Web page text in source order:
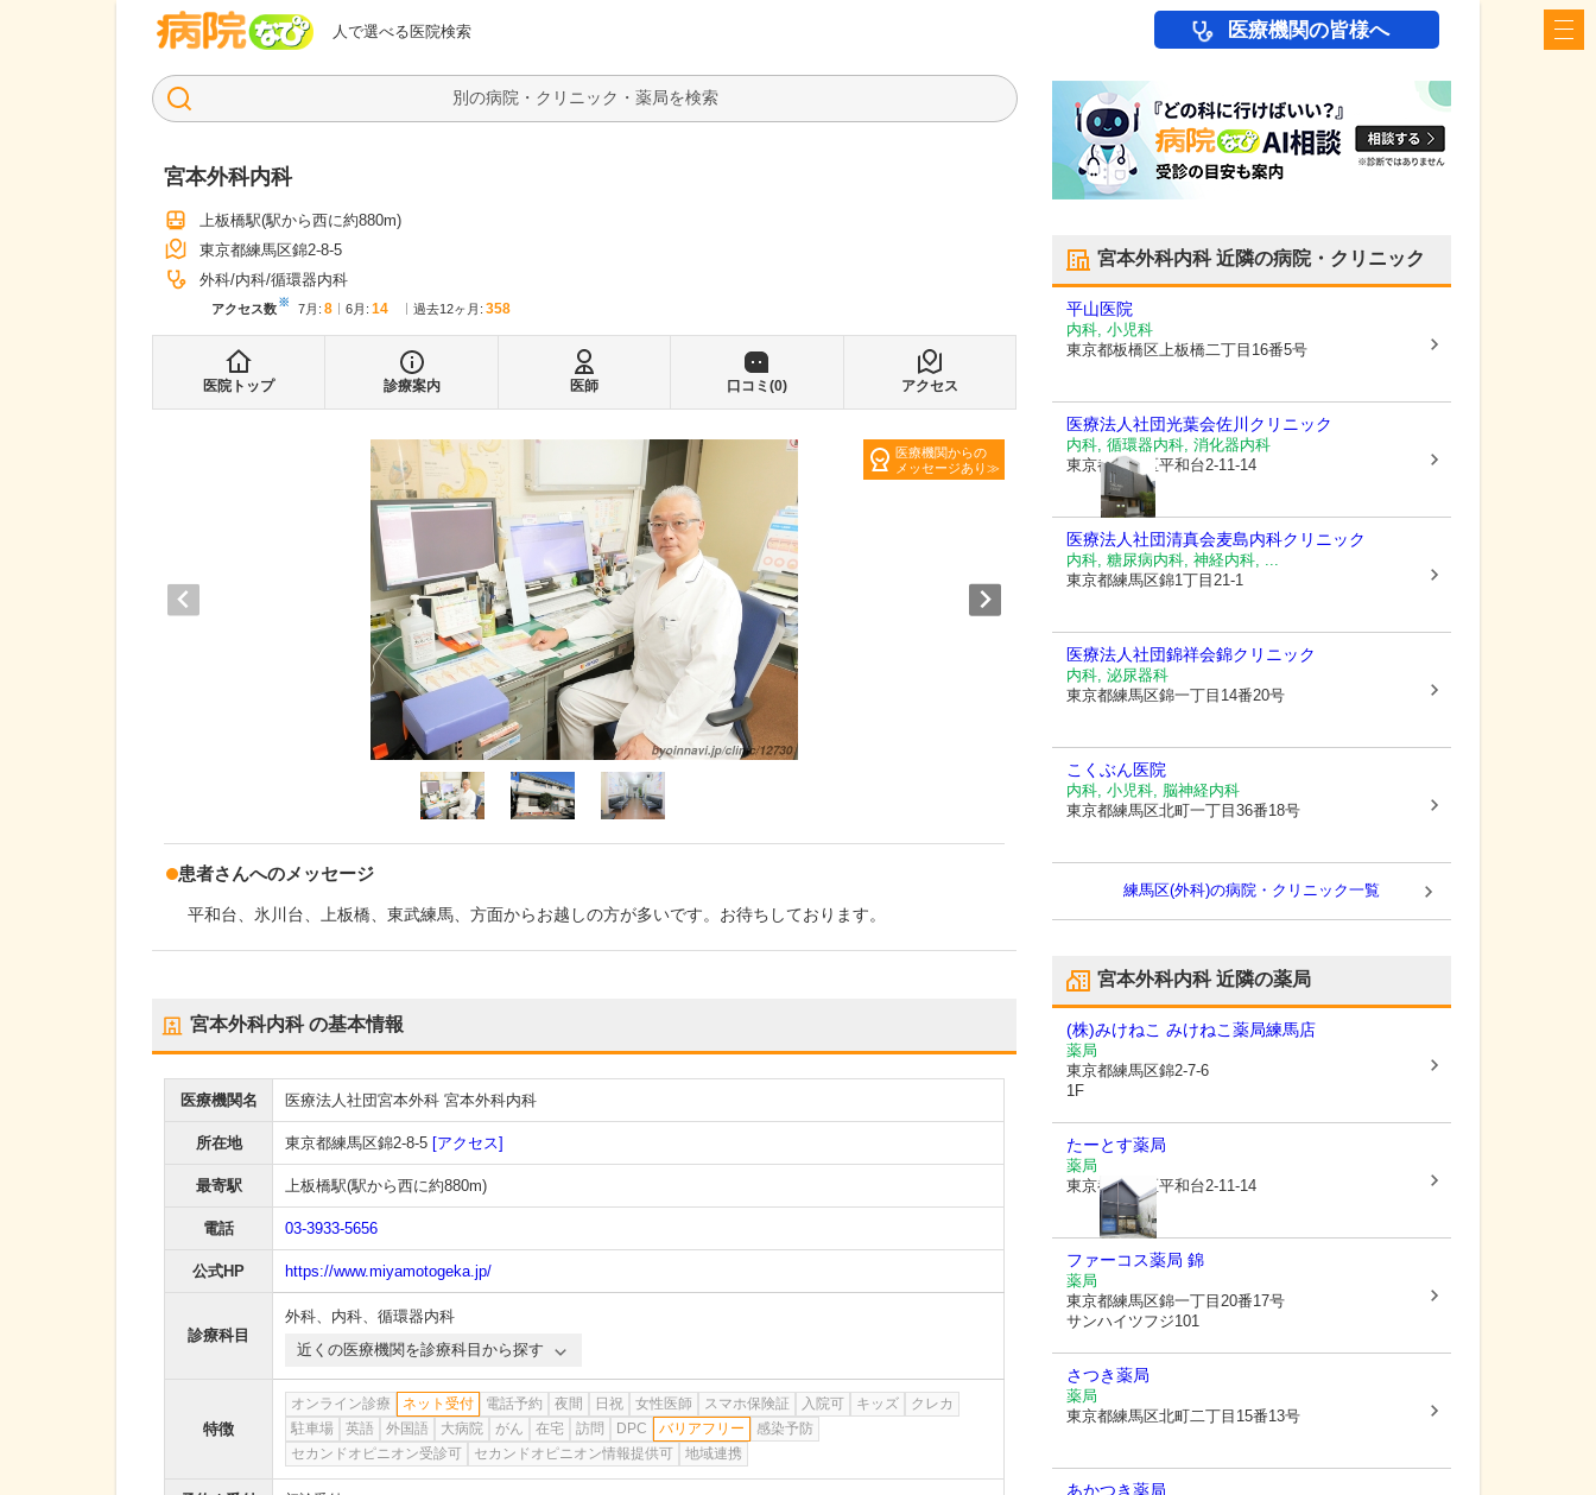
人で選べる医院検索
病院なび 医療機関の皆様へ
検索
宮本外科内科
上板橋駅(駅から西に約880m)
東京都練馬区錦2-8-5
外科 内科 循環器内科
アクセス数※ 7月 : 8 6月 : 14 過去12ヶ月: 358
医院トップ 診療案内 医師 口コミ(0) アクセス
医療機関からの
メッセージあり
患者さんへのメッセージ
平和台、氷川台、上板橋、東武練馬、方面からお越しの方が多いです。お待ちしております。
宮本外科内科の基本情報
医療機関名 医療法人社団宮本外科 宮本外科内科
所在地 東京都練馬区錦2-8-5 [アクセス]
最寄駅 上板橋駅(駅から西に約880m)
電話 03-3933-5656
公式HP https://www.miyamotogeka.jp/
診療科目
外科、 内科、 循環器内科
近くの医療機関を診療科目から探す
特徴
オンライン診療 ネット受付 電話予約 夜間 日祝 女性医師 スマホ保険証 入院可 キッズ
クレカ
駐車場
英語 外国語 大病院 がん 在宅 訪問 DPC バリアフリー
感染予防
セカンドオピニオン受診可
セカンドオピニオン情報提供可 地域連携
宮本外科内科近隣の病院・クリニック
平山医院
内科, 小児科
東京都板橋区上板橋二丁目16番5号
医療法人社団光葉会佐川クリニック
内科, 循環器内科, 消化器内科
東京都練馬区平和台2-11-14
医療法人社団清真会麦島内科クリニック
内科, 糖尿病内科, 神経内科, ...
東京都練馬区錦1丁目21-1
医療法人社団錦祥会錦クリニック
内科, 泌尿器科
東京都練馬区錦一丁目14番20号
こくぶん医院
内科, 小児科, 脳神経内科
東京都練馬区北町一丁目36番18号
練馬区(外科)の病院・クリニック一覧
宮本外科内科近隣の薬局
(株)みけねこ みけねこ薬局練馬店
薬局
東京都練馬区錦2-7-6
1F
たーとす薬局
薬局
東京都練馬区平和台2-11-14
ファーコス薬局 錦
薬局
東京都練馬区錦一丁目20番17号
サンハイツフジ101
さつき薬局
薬局
東京都練馬区北町二丁目15番13号
あかつき薬局